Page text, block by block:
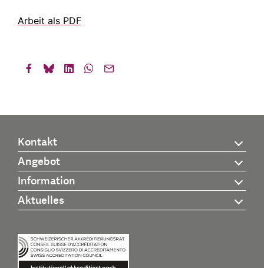
Arbeit als PDF
Kontakt
Angebot
Information
Aktuelles